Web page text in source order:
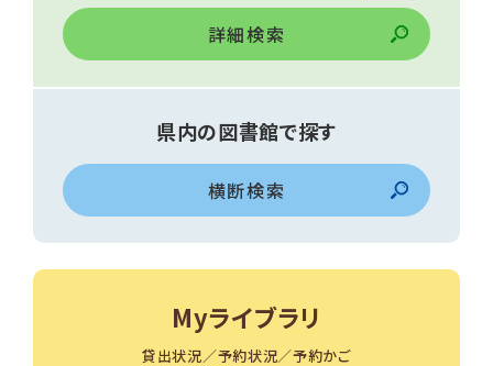
詳細検索
県内の図書館で探す
横断検索
Myライブラリ
貸出状況／予約状況／予約かご